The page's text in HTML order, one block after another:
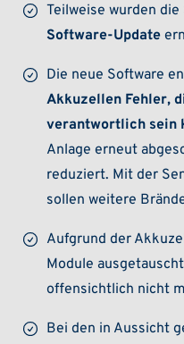
Teilweise wurden
Software-Update
Die neue Software
Akkuzellen Fehler,
verantwortlich sein
Anlage erneut
reduziert. Mit der
sollen weitere
Aufgrund der
Module
offensichtlich nicht
Bei den in Aussicht